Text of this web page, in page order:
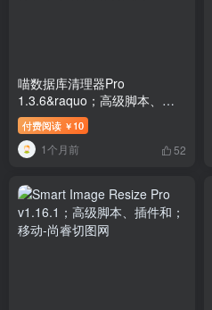
喵数据库清理器Pro
1.3.6&raquo；高级脚本、插
件和；移动
付费阅读 ￥ 10
1个月前 52